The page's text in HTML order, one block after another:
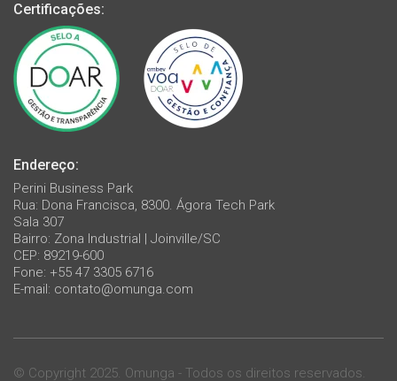
Certificações:
Endereço:
Perini Business Park
Rua: Dona Francisca, 8300. Ágora Tech Park
Sala 307
Bairro: Zona Industrial | Joinville/SC
CEP: 89219-600
Fone: +55 47 3305 6716
E-mail: contato@omunga.com
© Copyright 2025. Omunga - Todos os direitos reservados.